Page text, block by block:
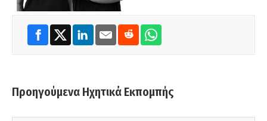
Προηγούμενα Ηχητικά Εκπομπής